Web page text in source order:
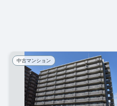
中古マンション